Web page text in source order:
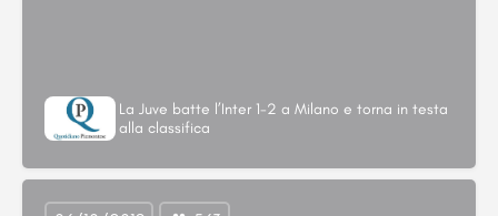
La Juve batte l’Inter 1-2 a Milano e torna in testa
alla classifica